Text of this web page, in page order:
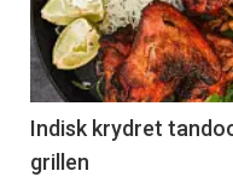
nå
-
2
Indisk krydret
grillen